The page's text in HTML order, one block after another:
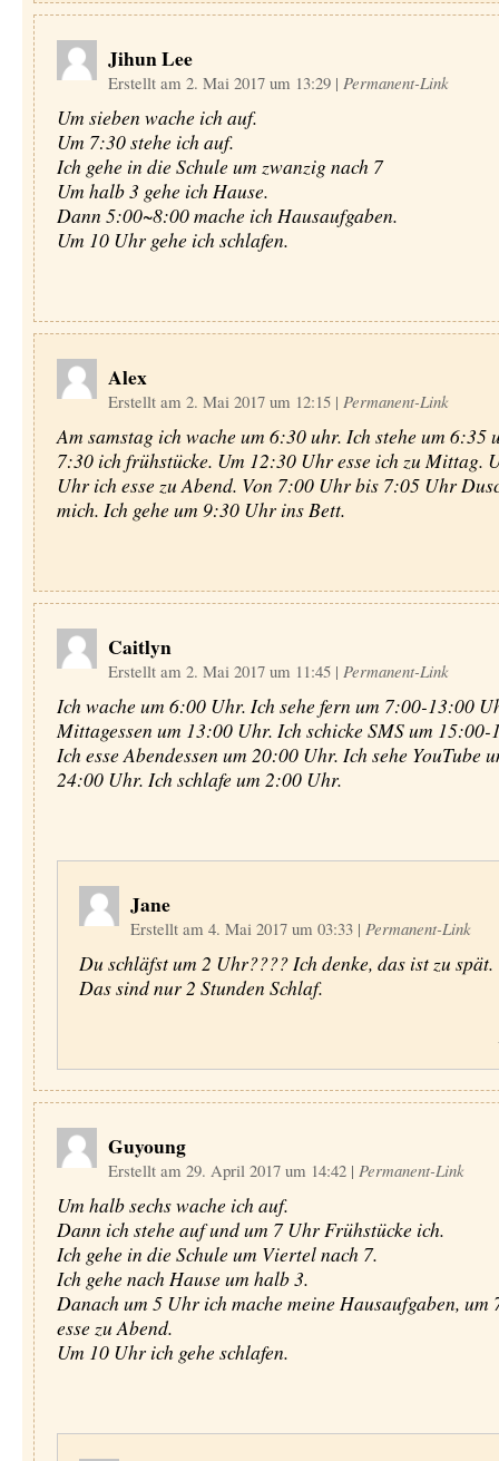
Jihun Lee
Erstellt am 2. Mai 2017 um 13:29 | Permanent-Link
Um sieben wache ich auf.
Um 7:30 stehe ich auf.
Ich gehe in die Schule um zwanzig nach 7
Um halb 3 gehe ich Hause.
Dann 5:00~8:00 mache ich Hausaufgaben.
Um 10 Uhr gehe ich schlafen.
Alex
Erstellt am 2. Mai 2017 um 12:15 | Permanent-Link
Am samstag ich wache um 6:30 uhr. Ich stehe um 6:35
7:30 ich frühstücke. Um 12:30 Uhr esse ich zu Mittag.
Uhr ich esse zu Abend. Von 7:00 Uhr bis 7:05 Uhr
mich. Ich gehe um 9:30 Uhr ins Bett.
Caitlyn
Erstellt am 2. Mai 2017 um 11:45 | Permanent-Link
Ich wache um 6:00 Uhr. Ich sehe fern um 7:00-13:00
Mittagessen um 13:00 Uhr. Ich schicke SMS um
Ich esse Abendessen um 20:00 Uhr. Ich sehe YouTube
24:00 Uhr. Ich schlafe um 2:00 Uhr.
Jane
Erstellt am 4. Mai 2017 um 03:33 | Permanent-Link
Du schläfst um 2 Uhr???? Ich denke, das ist zu spät.
Das sind nur 2 Stunden Schlaf.
Guyoung
Erstellt am 29. April 2017 um 14:42 | Permanent-Link
Um halb sechs wache ich auf.
Dann ich stehe auf und um 7 Uhr Frühstücke ich.
Ich gehe in die Schule um Viertel nach 7.
Ich gehe nach Hause um halb 3.
Danach um 5 Uhr ich mache meine Hausaufgaben, um
esse zu Abend.
Um 10 Uhr ich gehe schlafen.